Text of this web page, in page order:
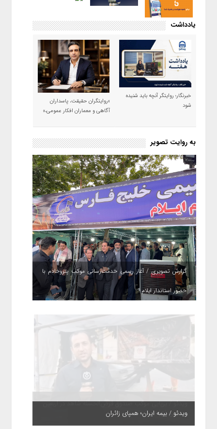
یادداشت
خبرنگار؛ روایتگر آنچه باید شنیده
شود
«روایتگران حقیقت، پاسداران
آگاهی و معماران افکار عمومی،»
به روایت تصویر
گزارش تصویری / آغاز رسمی خدمت‌رسانی موکب پتروخادم با
حضور استاندار ایلام
ویدئو / بیمه ایران؛ همپای زائران